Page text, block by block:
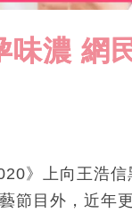
濃 網
》上向王浩
節目外，近年